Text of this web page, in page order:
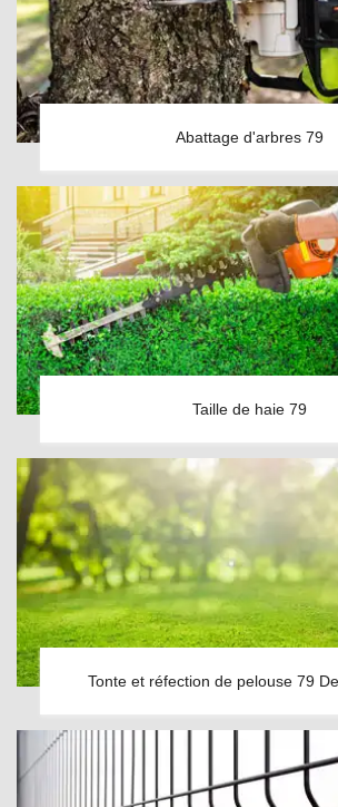
Abattage d'arbres 79
Taille de haie 79
Tonte et réfection de pelouse 79